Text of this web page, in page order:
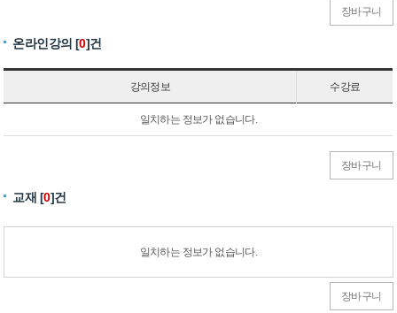
장바구니
온라인강의 [0]건
강의정보 수강료
일치하는 정보가 없습니다.
장바구니
교재 [0]건
일치하는 정보가 없습니다.
장바구니